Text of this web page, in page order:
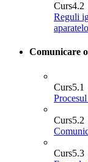
Curs4.2
Reguli
Comunicare
Curs5.1
Curs5.2
Curs5.3